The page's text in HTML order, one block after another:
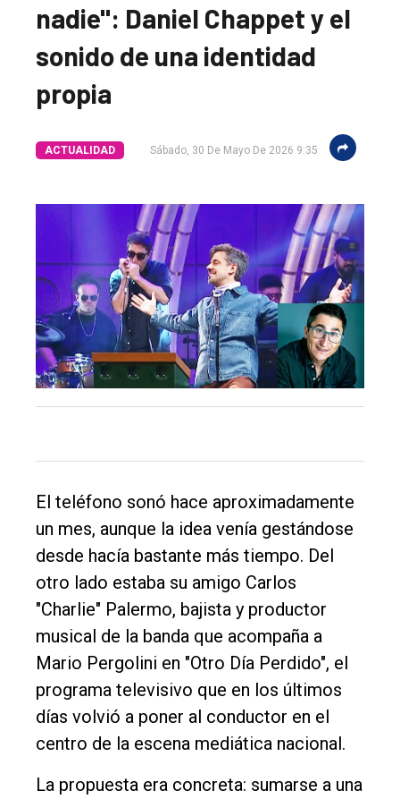
nadie": Daniel Chappet y el
sonido de una identidad
propia
ACTUALIDAD Sábado, 30 De Mayo De 2026 9:35
El teléfono sonó hace aproximadamente
un mes, aunque la idea venía gestándose
desde hacía bastante más tiempo. Del
otro lado estaba su amigo Carlos
"Charlie" Palermo, bajista y productor
musical de la banda que acompaña a
Mario Pergolini en "Otro Día Perdido", el
programa televisivo que en los últimos
días volvió a poner al conductor en el
centro de la escena mediática nacional.
La propuesta era concreta: sumarse a una